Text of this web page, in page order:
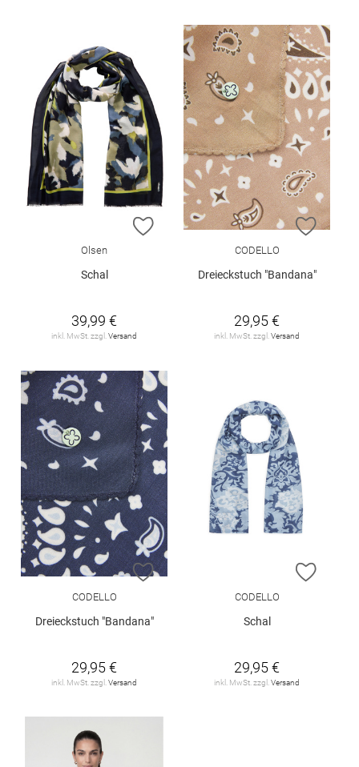
ZUR WUNSCHLISTE HINZUFÜGEN
Olsen
Schal
39,99 €
inkl. MwSt. zzgl. Versand
ZUR
CODELLO
Dreieckstuch "Bandana"
29,95 €
inkl. MwSt. zzgl. Versand
ZUR WUNSCHLISTE HINZUFÜGEN
CODELLO
Dreieckstuch "Bandana"
29,95 €
inkl. MwSt. zzgl. Versand
ZUR
CODELLO
Schal
29,95 €
inkl. MwSt. zzgl. Versand